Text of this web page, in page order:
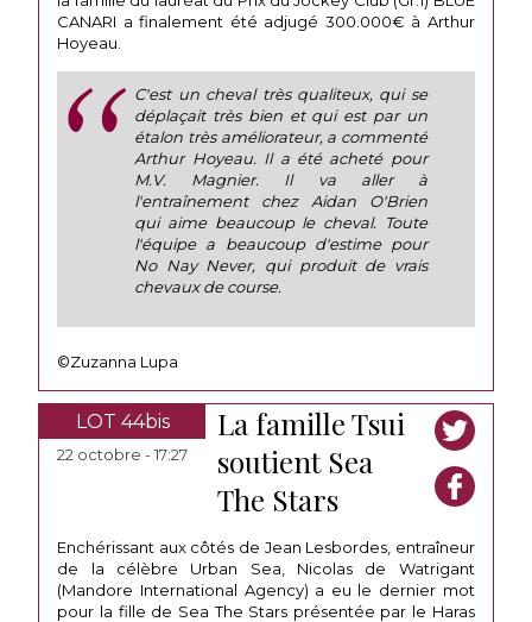
CANARI a finalement été adjugé 300.000€ à Arthur
Hoyeau.
C'est un cheval très qualiteux, qui se
déplaçait très bien et qui est par un
étalon très améliorateur, a commenté
Arthur Hoyeau. Il a été acheté pour
M.V. Magnier. Il va aller à
l'entraînement chez Aidan O'Brien
qui aime beaucoup le cheval. Toute
l'équipe a beaucoup d'estime pour
No Nay Never, qui produit de vrais
chevaux de course.
©Zuzanna Lupa
LOT 44bis
22 octobre - 17:27
La famille Tsui
soutient Sea
The Stars
Enchérissant aux côtés de Jean Lesbordes, entraîneur
de la célèbre Urban Sea, Nicolas de Watrigant
(Mandore International Agency) a eu le dernier mot
pour la fille de Sea The Stars présentée par le Haras